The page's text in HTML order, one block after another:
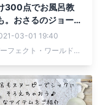
300点でお風呂教
。おさるのジョージ
オルやディスペンサ
03-01 19:40
パーフェクト・ワールド株式会社